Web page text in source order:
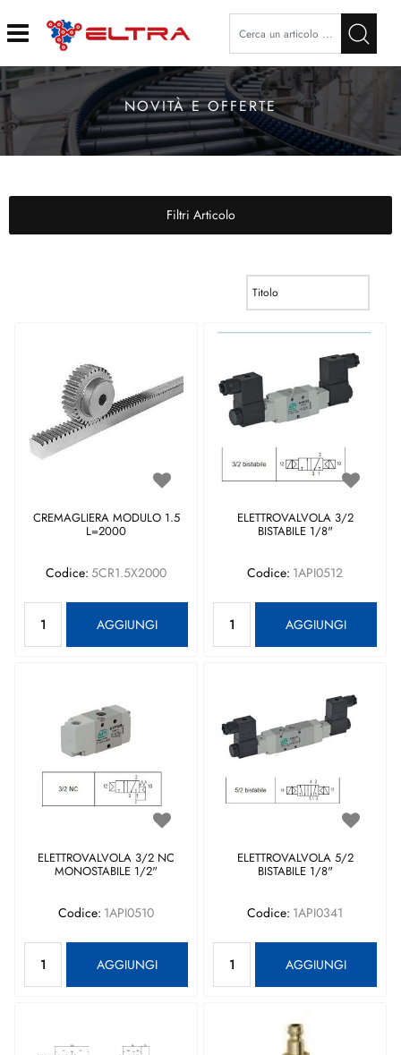
Open
NOVITÀ E OFFERTE
Filtri Articolo
CREMAGLIERA MODULO 1.5
L=2000
Codice: 5CR1.5X2000
AGGIUNGI
ELETTROVALVOLA 3/2
BISTABILE 1/8"
Codice: 1API0512
AGGIUNGI
ELETTROVALVOLA 3/2 NC
MONOSTABILE 1/2"
Codice: 1API0510
AGGIUNGI
ELETTROVALVOLA 5/2
BISTABILE 1/8"
Codice: 1API0341
AGGIUNGI